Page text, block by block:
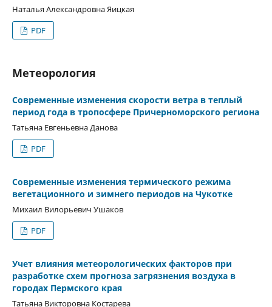
Наталья Александровна Яицкая
PDF
Метеорология
Современные изменения скорости ветра в теплый
период года в тропосфере Причерноморского региона
Татьяна Евгеньевна Данова
PDF
Современные изменения термического режима
вегетационного и зимнего периодов на Чукотке
Михаил Вилорьевич Ушаков
PDF
Учет влияния метеорологических факторов при
разработке схем прогноза загрязнения воздуха в
городах Пермского края
Татьяна Викторовна Костарева